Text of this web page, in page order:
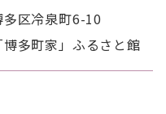
多区冷泉町6-10
博多町家」ふるさと館